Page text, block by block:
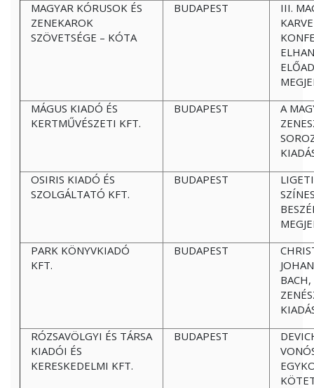
MAGYAR KÓRUSOK ÉS
ZENEKAROK
SZÖVETSÉGE – KÓTA
BUDAPEST
III.
MÁGUS KIADÓ ÉS
KERTMŰVÉSZETI KFT.
BUDAPEST
A
OSIRIS KIADÓ ÉS
SZOLGÁLTATÓ KFT.
BUDAPEST
PARK KÖNYVKIADÓ
KFT.
BUDAPEST
RÓZSAVÖLGYI ÉS TÁRSA
KIADÓI ÉS
KERESKEDELMI KFT.
BUDAPEST